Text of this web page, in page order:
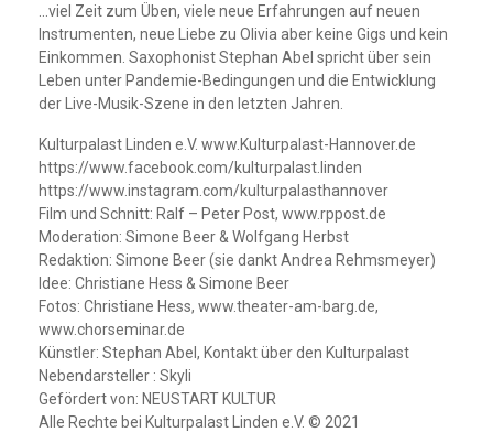
…viel Zeit zum Üben, viele neue Erfahrungen auf neuen
Instrumenten, neue Liebe zu Olivia aber keine Gigs und kein
Einkommen. Saxophonist Stephan Abel spricht über sein
Leben unter Pandemie-Bedingungen und die Entwicklung
der Live-Musik-Szene in den letzten Jahren.
Kulturpalast Linden e.V. www.Kulturpalast-Hannover.de
https://www.facebook.com/kulturpalast.linden
https://www.instagram.com/kulturpalasthannover
Film und Schnitt: Ralf – Peter Post, www.rppost.de
Moderation: Simone Beer & Wolfgang Herbst
Redaktion: Simone Beer (sie dankt Andrea Rehmsmeyer)
Idee: Christiane Hess & Simone Beer
Fotos: Christiane Hess, www.theater-am-barg.de,
www.chorseminar.de
Künstler: Stephan Abel, Kontakt über den Kulturpalast
Nebendarsteller : Skyli
Gefördert von: NEUSTART KULTUR
Alle Rechte bei Kulturpalast Linden e.V. © 2021